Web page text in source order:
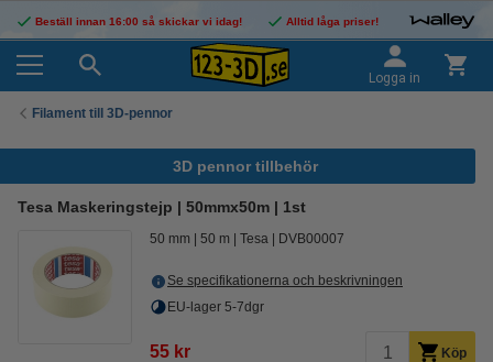
Beställ innan 16:00 så skickar vi idag! Alltid låga priser!
Logga in
Filament till 3D-pennor
3D pennor tillbehör
Tesa Maskeringstejp | 50mmx50m | 1st
50 mm 50 m Tesa DVB00007
Se specifikationerna och beskrivningen
EU-lager 5-7dgr
55 kr Köp